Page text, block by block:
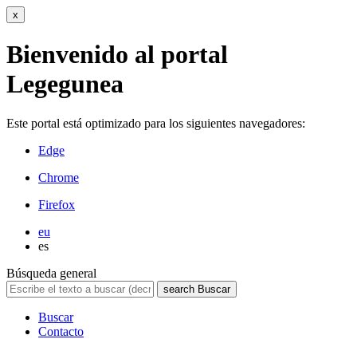
x
Bienvenido al portal
Legegunea
Este portal está optimizado para los siguientes navegadores:
Edge
Chrome
Firefox
eu
es
Búsqueda general
search Buscar
Buscar
Contacto